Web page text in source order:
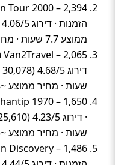
ממוצע 7.7 שעות · מחיר ממוצע ~77 ₪
שעות · מחיר ממוצע ~178 ₪
שעות · מחיר ממוצע ~75 ₪